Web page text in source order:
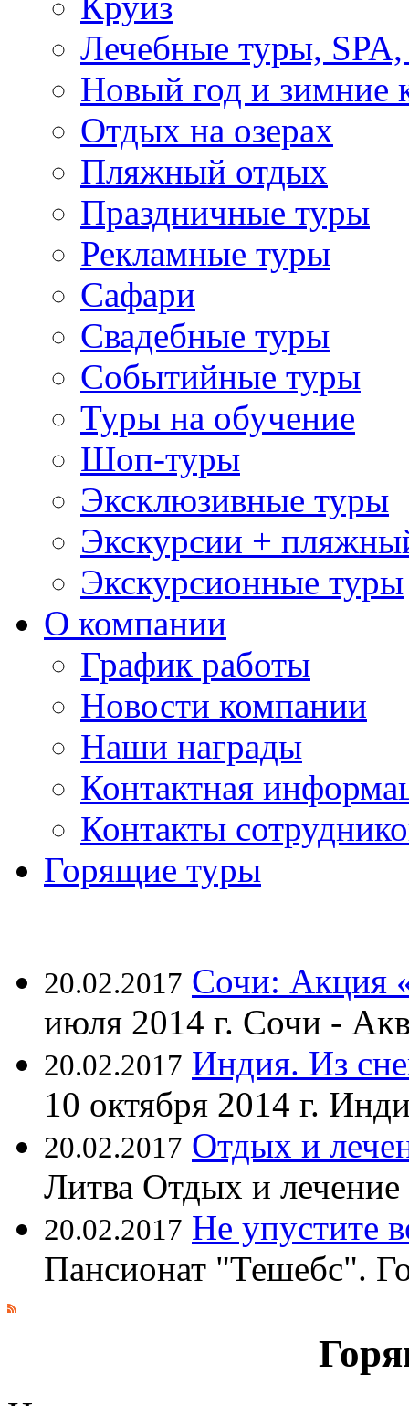
Лечебные туры, SPA,
Новый год и зимние
Отдых на озерах
Пляжный отдых
Праздничные туры
Рекламные туры
Сафари
Свадебные туры
Событийные туры
Туры на обучение
Шоп-туры
Эксклюзивные туры
Экскурсии +
Экскурсионные туры
О компании
График работы
Новости компании
Наши награды
Контактная
Контакты
Горящие туры
20.02.2017 Сочи: Акция
июля 2014 г. Сочи -
20.02.2017 Индия. Из
10 октября 2014 г.
20.02.2017 Отдых и
Литва Отдых и лечение
20.02.2017 Не упустите
Пансионат "Тешебс".